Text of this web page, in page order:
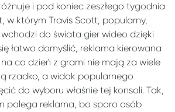
i pod koniec zeszłego tygodnia
w którym Travis Scott, popularny,
do świata gier wideo dzięki
łatwo domyślić, reklama kierowana
co dzień z grami nie mają za wiele
rzadko, a widok popularnego
do wyboru właśnie tej konsoli. Tak,
polega reklama, bo sporo osób